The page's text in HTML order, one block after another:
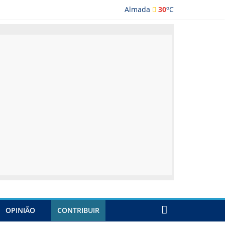
Almada 30oC
OPINIÃO CONTRIBUIR